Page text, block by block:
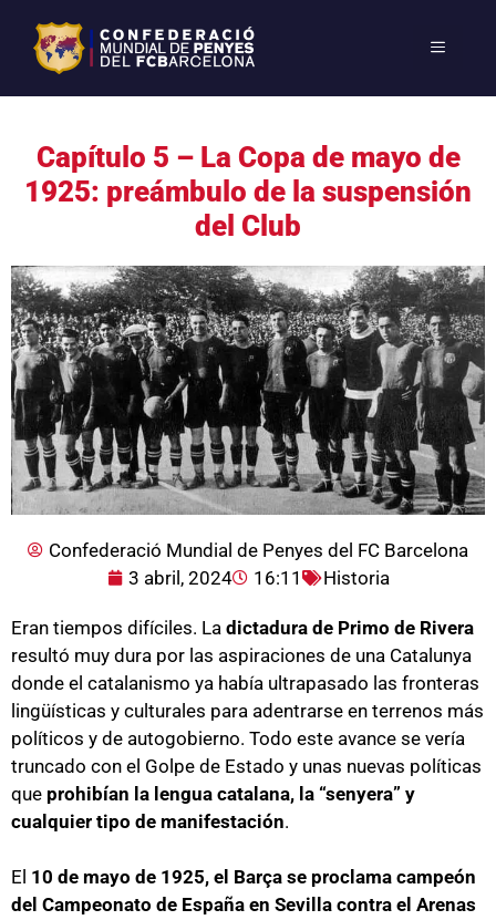
Capítulo 5 – La Copa de mayo de
1925: preámbulo de la suspensión
del Club
Confederació Mundial de Penyes del FC Barcelona
3 abril, 2024
16:11 Historia
Eran tiempos difíciles. La dictadura de Primo de Rivera
resultó muy dura por las aspiraciones de una Catalunya
donde el catalanismo ya había ultrapasado las fronteras
lingüísticas y culturales para adentrarse en terrenos más
políticos y de autogobierno. Todo este avance se vería
truncado con el Golpe de Estado y unas nuevas políticas
que prohibían la lengua catalana, la “senyera” y
cualquier tipo de manifestación.
El 10 de mayo de 1925, el Barça se proclama campeón
del Campeonato de España en Sevilla contra el Arenas